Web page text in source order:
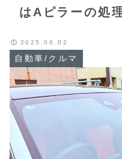
はAピラーの処
自動車/クルマ
2025.06.02